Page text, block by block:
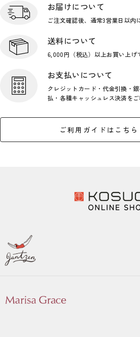
お届けについて
ご注文確認後、通常3営業日以内
送料について
6,000円（税込）以上お買い上げ
お支払いについて
クレジットカード・代金引換・
払・各種キャッシュレス決済を
ご利用ガイドはこちら